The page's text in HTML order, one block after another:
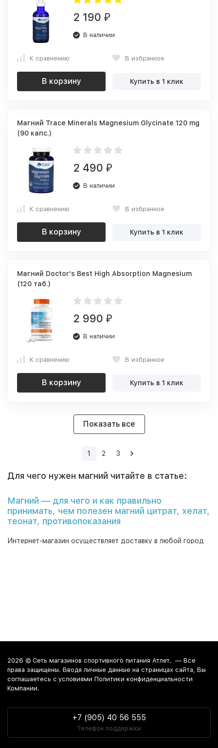
2 190 ₽
В наличии
К сравнению В избранное
В корзину Купить в 1 клик
Магний Trace Minerals Magnesium Glycinate 120 mg
(90 капс.)
2 490 ₽
В наличии
К сравнению В избранное
В корзину Купить в 1 клик
Магний Doctor's Best High Absorption Magnesium
(120 таб.)
2 990 ₽
В наличии
К сравнению В избранное
В корзину Купить в 1 клик
Показать все
1 2 3
Для чего нужен магний читайте в статье:
Магний — для чего и как правильно
принимать, чем полезен магний цитрат, хелат,
теонат, противопоказания
Интернет-магазин осуществляет доставку в любой город
2026 © Сеть магазинов спортивного питания Атлет. — Все
права защищены. Вводя личные данные на страницах сайта, Вы
соглашаетесь c условиями Политики конфиденциальности
Компании.
+7 (905) 40 56 555
Телефон поддержки